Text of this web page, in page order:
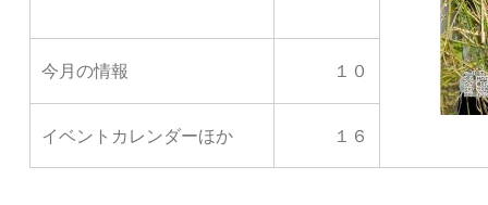
今月の情報 １０
イベントカレンダーほか １６